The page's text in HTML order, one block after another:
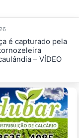
é capturado pela
– VÍDEO